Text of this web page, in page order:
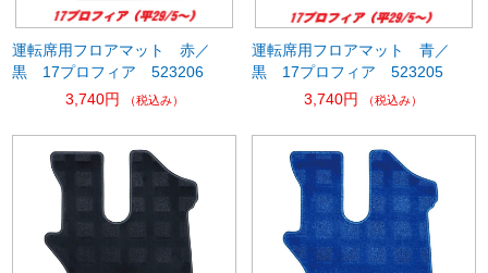
運転席用フロアマット 赤／
黒 17プロフィア 523206
3,740円
（税込み）
運転席用フロアマット 青／
黒 17プロフィア 523205
3,740円
（税込み）